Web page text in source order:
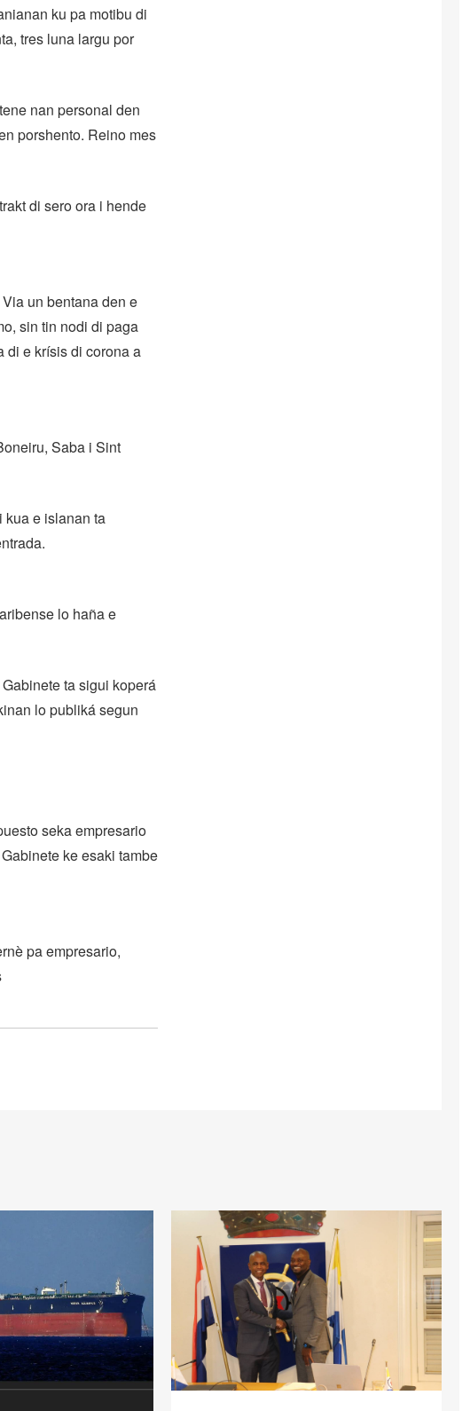
ku pa motibu di
tres luna largu por
nan personal den
porshento. Reino mes
di sero ora i hende
un bentana den e
sin tin nodi di paga
di e krísis di corona a
Saba i Sint
kua e islanan ta
lo haña e
ta sigui koperá
lo publiká segun
seka empresario
ke esaki tambe
pa empresario,